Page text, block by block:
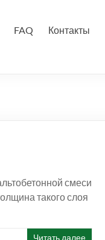
FAQ Контакты
смеси
такого слоя
Читать далее